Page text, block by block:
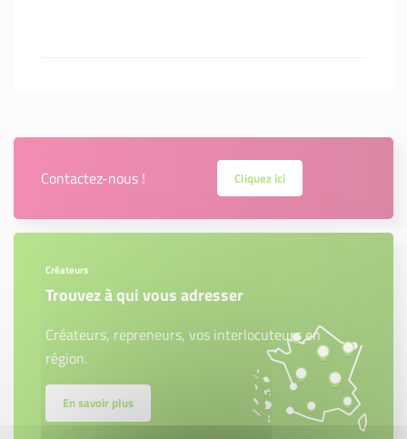
Contactez-nous ! Cliquez ici
Créateurs
Trouvez à qui vous adresser
Créateurs, repreneurs, vos interlocuteurs en
région.
En savoir plus